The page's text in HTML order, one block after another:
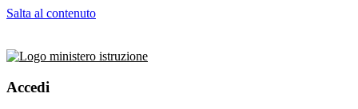
Salta al contenuto
Accedi